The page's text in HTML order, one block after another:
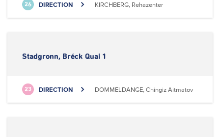
26 DIRECTION KIRCHBERG, Rehazenter
Stadgronn, Bréck Quai 1
23 DIRECTION DOMMELDANGE, Chingiz Aitmatov